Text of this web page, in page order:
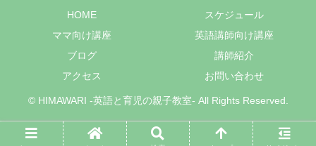
HOME
スケジュール
ママ向け講座
英語講師向け講座
ブログ
講師紹介
アクセス
お問い合わせ
© HIMAWARI -英語と育児の親子教室- All Rights Reserved.